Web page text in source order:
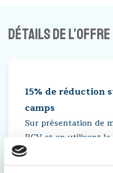
Détails de l’offre
15% de réduction
camps
Sur présentation de
BCV et en utilisant le
bénéficie de 15% de
et camps, tout au